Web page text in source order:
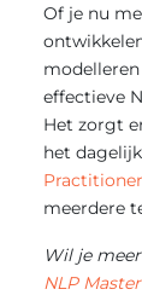
Of je nu
effectieve
Het zorgt
het
Practitioner
meerdere
Wil je
NLP